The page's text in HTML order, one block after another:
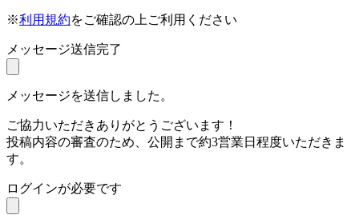
※利用規約をご確認の上ご利用ください
メッセージ送信完了
メッセージを送信しました。
ご協力いただきありがとうございます！
投稿内容の審査のため、公開まで約3営業日程度いただきま
す。
ログインが必要です